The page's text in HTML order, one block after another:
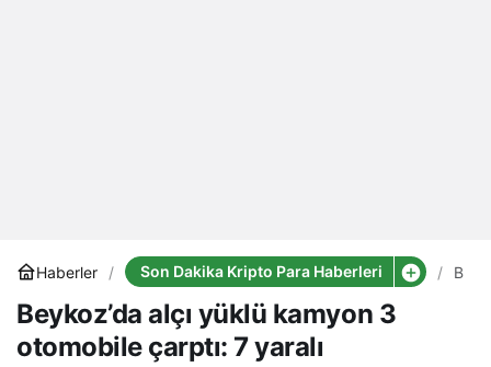
Haberler Son Dakika Kripto Para Haberleri
Beykoz’da alçı yüklü kamyon 3
otomobile çarptı: 7 yaralı